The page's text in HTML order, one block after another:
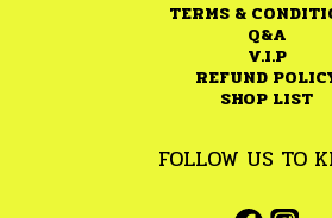
TERMS &
Q&A
V.I.P
REFUND
SHOP LIST
FOLLOW US TO